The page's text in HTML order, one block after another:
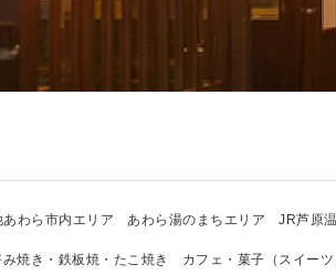
あわら市内エリア あわら湯のまちエリア JR芦原
み焼き・鉄板焼・たこ焼き カフェ・菓子（スイーツ